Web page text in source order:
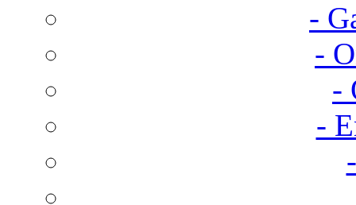
-
-
-
-